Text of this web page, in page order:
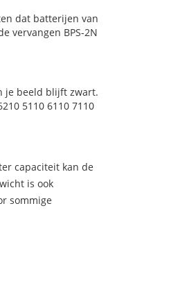
dat batterijen van
vervangen BPS-2N
je beeld blijft zwart.
5110 6110 7110
capaciteit kan de
is ook
sommige